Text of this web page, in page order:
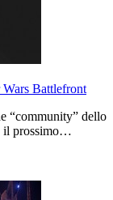
Wars Battlefront
“community” dello
il prossimo…